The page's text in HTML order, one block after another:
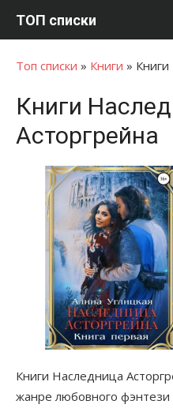
ТОП списки
Топ списки » Книги »
Книги
Асторгрейна
Книги Наследница
жанре любовного